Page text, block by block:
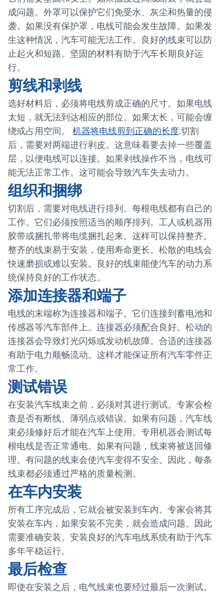
成问题。外罩可以保护它们免受水、灰尘和热量的侵
袭。如果没有保护罩，电线可能会发生故障。如果发
生这种情况，汽车可能无法工作。良好的线束可以防
止起火和短路。坚固的材料有助于汽车长期良好运
行。
剪线和剥线
选好材料后，必须将电线剪成正确的尺寸。如果电线
太短，就无法到达相应的部位。如果太长，可能会缠
绕或占用空间。 机器将电线剪到正确的长度.切割
后，需要对两端进行剥皮。这意味着要去掉一些覆盖
层，以便电线可以连接。如果剥线操作不当，电线可
能无法正常工作。这可能会导致汽车失去动力。
组织和捆绑
切割后，需要对电线进行排列。每根电线都有自己的
工作。它们必须按照适当的顺序排列。工人或机器用
胶带或捆扎带将电缆捆扎起来。这样可以保持整齐。
整齐的线束易于安装，使用寿命更长。松散的电线会
快速磨损或难以安装。良好的线束能使汽车的动力系
统保持良好的工作状态。
添加连接器和端子
电线的末端称为连接器和端子。它们连接到蓄电池和
传感器等汽车部件上。连接器必须配合良好。松动的
连接器会导致灯光闪烁或发动机故障。合适的连接器
有助于电力顺畅流动。这样才能保证所有汽车零件正
常工作。
测试错误
在安装汽车线束之前，必须对其进行测试。专家会检
查是否有断线、薄弱点或错误。如果有问题，汽车线
束必须修好后才能在汽车上使用。专用机器会测试每
根电线是否正常通电。如果有问题，线束将被送回修
理。有问题的线束会使汽车变得不安全。因此，每条
线束都必须通过严格的质量检测。
在车内安装
所有工序完成后，它就会被安装到车内。专家会将其
安装在车内，如果安装不完美，就会造成问题。因此
需要准确安装。安装良好的汽车电线系统有助于汽车
多年平稳运行。
最后检查
即使在安装之后，电气线束也要经过最后一次测试。